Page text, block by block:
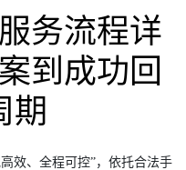
务流程详
到成功回
期
效、全程可控”，依托合法手